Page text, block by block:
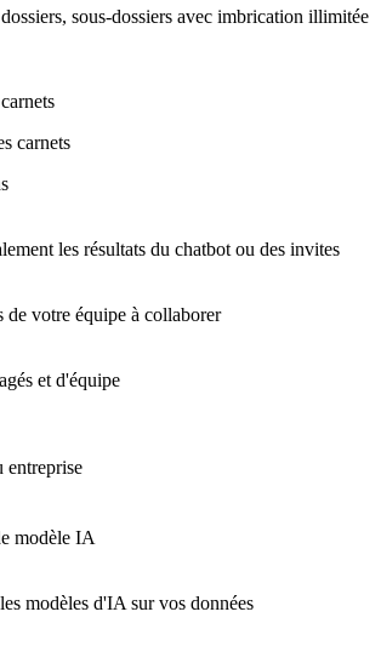
sous-dossiers avec imbrication illimitée
carnets
les résultats du chatbot ou des invites
de votre équipe à collaborer
et d'équipe
entreprise
modèle IA
modèles d'IA sur vos données